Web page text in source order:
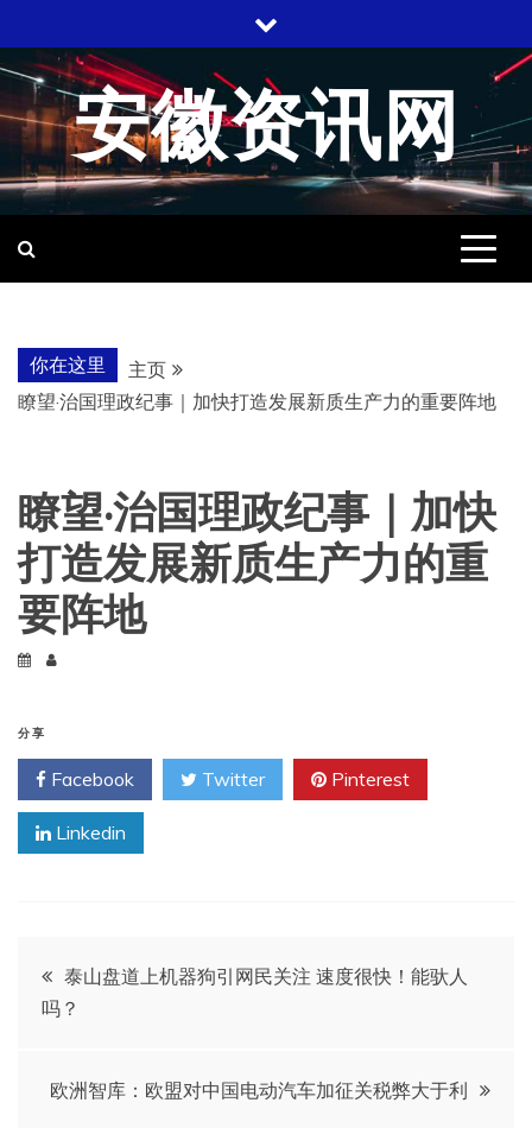
至
内
容
安徽资讯网
你在这里
主页
瞭望·治国理政纪事｜加快打造发展新质生产力的重要阵地
瞭望·治国理政纪事｜加快
打造发展新质生产力的重
要阵地
分享
Facebook Twitter Pinterest
Linkedin
文
章
导
泰山盘道上机器狗引网民关注 速度很快！能驮人
吗？
欧洲智库：欧盟对中国电动汽车加征关税弊大于利